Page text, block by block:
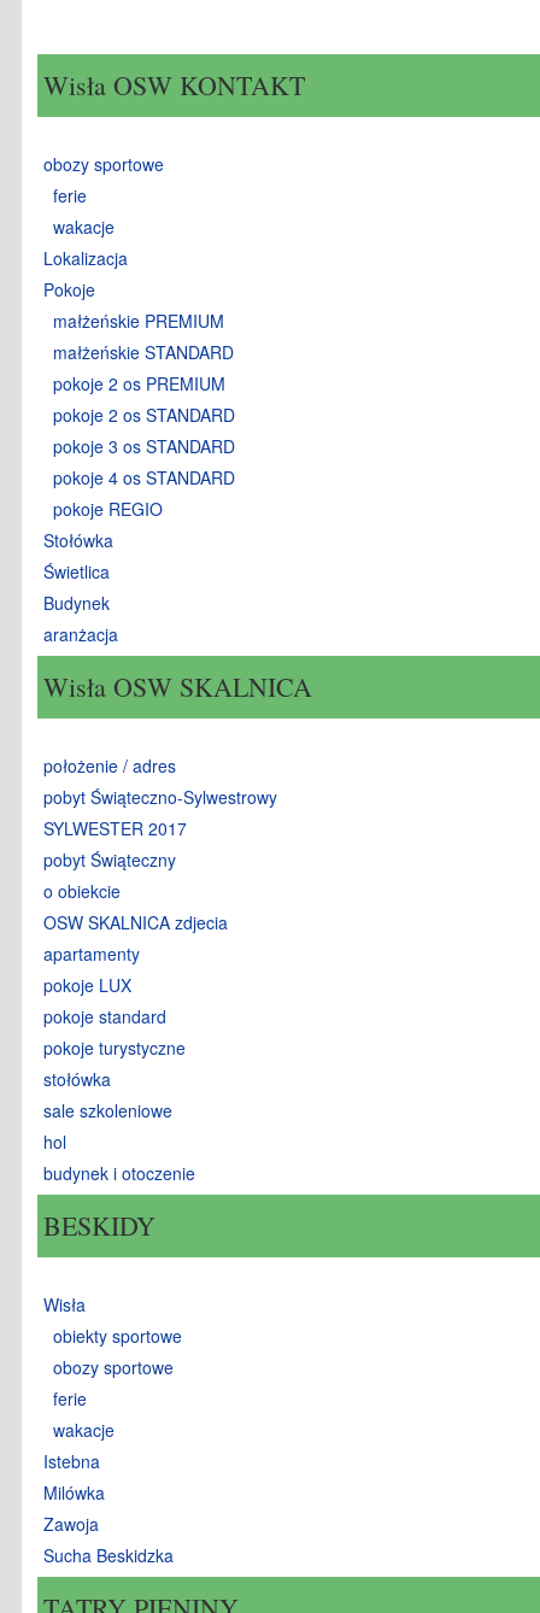
Wisła OSW KONTAKT
obozy sportowe
ferie
wakacje
Lokalizacja
Pokoje
małżeńskie PREMIUM
małżeńskie STANDARD
pokoje 2 os PREMIUM
pokoje 2 os STANDARD
pokoje 3 os STANDARD
pokoje 4 os STANDARD
pokoje REGIO
Stołówka
Świetlica
Budynek
aranżacja
Wisła OSW SKALNICA
położenie / adres
pobyt Świąteczno-Sylwestrowy
SYLWESTER 2017
pobyt Świąteczny
o obiekcie
OSW SKALNICA zdjecia
apartamenty
pokoje LUX
pokoje standard
pokoje turystyczne
stołówka
sale szkoleniowe
hol
budynek i otoczenie
BESKIDY
Wisła
obiekty sportowe
obozy sportowe
ferie
wakacje
Istebna
Milówka
Zawoja
Sucha Beskidzka